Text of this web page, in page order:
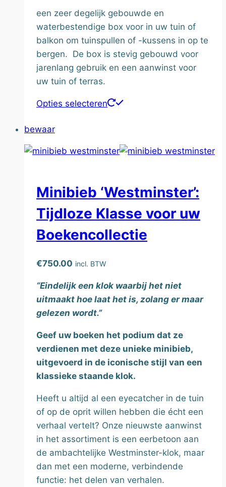
€810.00
een zeer degelijk gebouwde en
waterbestendige box voor in uw tuin of
balkon om tuinspullen of -kussens in op te
bergen. De box is stevig gebouwd voor
jarenlang gebruik en een aanwinst voor
uw tuin of terras.
Opties selecteren
Dit
meerdere
variaties.
kan
gekozen
op
bewaar
Minibieb ‘Westminster’:
Tijdloze Klasse voor uw
Boekencollectie
€750.00 incl. BTW
“Eindelijk een klok waarbij het niet
uitmaakt hoe laat het is, zolang er maar
gelezen wordt.”
Geef uw boeken het podium dat ze
verdienen met deze unieke minibieb,
uitgevoerd in de iconische stijl van een
klassieke staande klok.
Heeft u altijd al een eyecatcher in de tuin
of op de oprit willen hebben die écht een
verhaal vertelt? Onze nieuwste aanwinst
in het assortiment is een eerbetoon aan
de ambachtelijke Westminster-klok, maar
dan met een moderne, verbindende
functie: het delen van verhalen.